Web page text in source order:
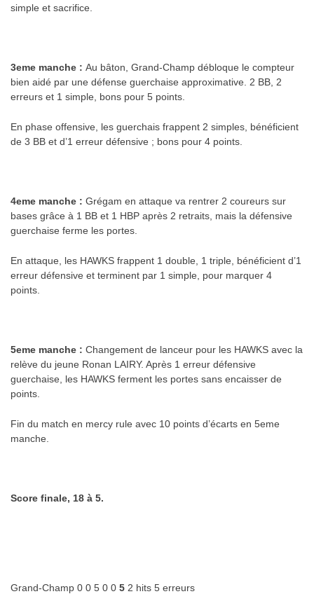
simple et sacrifice.
3eme manche : Au bâton, Grand-Champ débloque le compteur
bien aidé par une défense guerchaise approximative. 2 BB, 2
erreurs et 1 simple, bons pour 5 points.
En phase offensive, les guerchais frappent 2 simples, bénéficient
de 3 BB et d’1 erreur défensive ; bons pour 4 points.
4eme manche : Grégam en attaque va rentrer 2 coureurs sur
bases grâce à 1 BB et 1 HBP après 2 retraits, mais la défensive
guerchaise ferme les portes.
En attaque, les HAWKS frappent 1 double, 1 triple, bénéficient d’1
erreur défensive et terminent par 1 simple, pour marquer 4
points.
5eme manche : Changement de lanceur pour les HAWKS avec la
relève du jeune Ronan LAIRY. Après 1 erreur défensive
guerchaise, les HAWKS ferment les portes sans encaisser de
points.
Fin du match en mercy rule avec 10 points d’écarts en 5eme
manche.
Score finale, 18 à 5.
Grand-Champ 0 0 5 0 0 5 2 hits 5 erreurs